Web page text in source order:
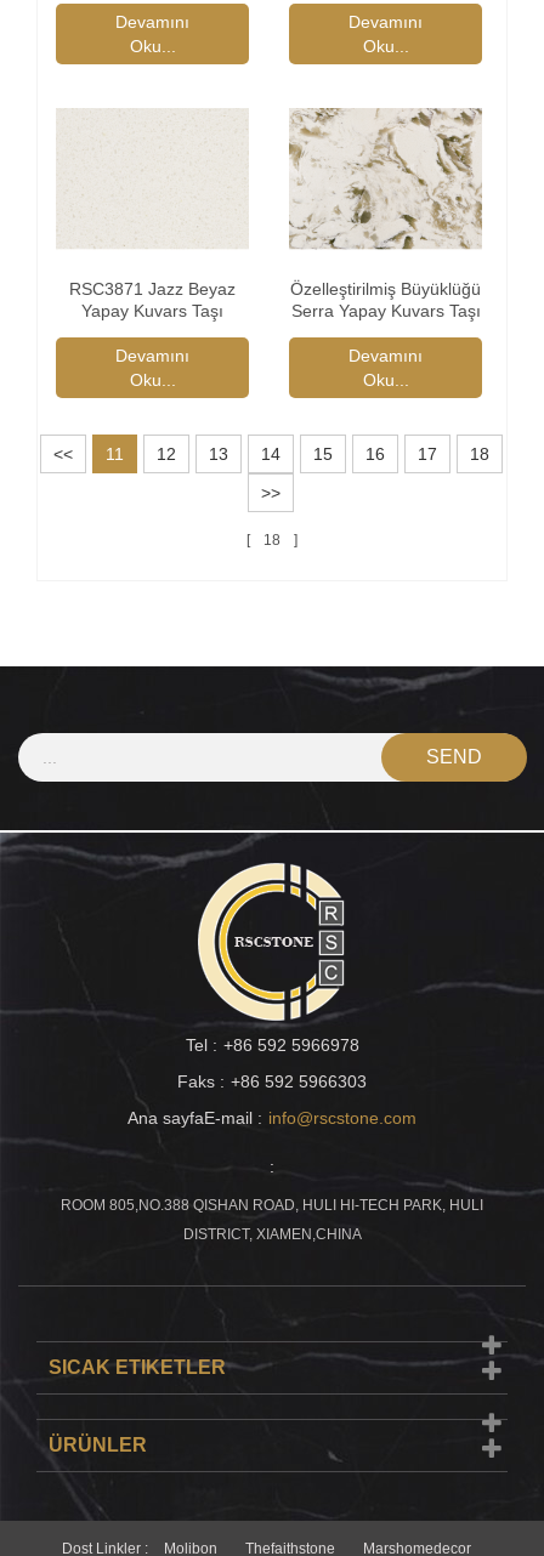
Devamını
Oku...
Devamını
Oku...
RSC3871 Jazz Beyaz
Yapay Kuvars Taşı
Devamını
Oku...
Özelleştirilmiş Büyüklüğü
Serra Yapay Kuvars Taşı
Devamını
Oku...
<< 11 12 13 14 15 16 17
18
>>
18
Tel : +86 592 5966978
Faks : +86 592 5966303
Ana sayfaE-mail : info@rscstone.com
:
ROOM 805,NO.388 QISHAN ROAD, HULI HI-TECH PARK, HULI
DISTRICT, XIAMEN,CHINA
SICAK ETIKETLER
ÜRÜNLER
Dost Linkler : Molibon Thefaithstone Marshomedecor